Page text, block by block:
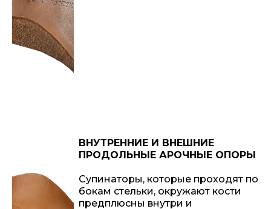
ВНУТРЕННИЕ И ВНЕШНИЕ
ПРОДОЛЬНЫЕ АРОЧНЫЕ ОПОРЫ
Супинаторы, которые проходят по
бокам стельки, окружают кости
предплюсны внутри и